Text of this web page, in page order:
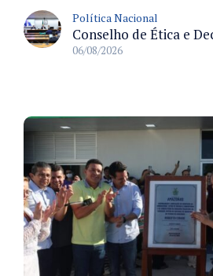
Política Nacional
06/08/2026